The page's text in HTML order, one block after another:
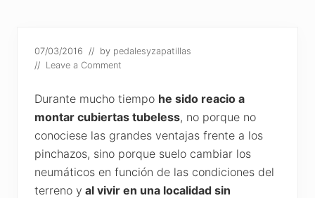
07/03/2016 // by pedalesyzapatillas
// Leave a Comment
Durante mucho tiempo he sido reacio a
montar cubiertas tubeless, no porque no
conociese las grandes ventajas frente a los
pinchazos, sino porque suelo cambiar los
neumáticos en función de las condiciones del
terreno y al vivir en una localidad sin